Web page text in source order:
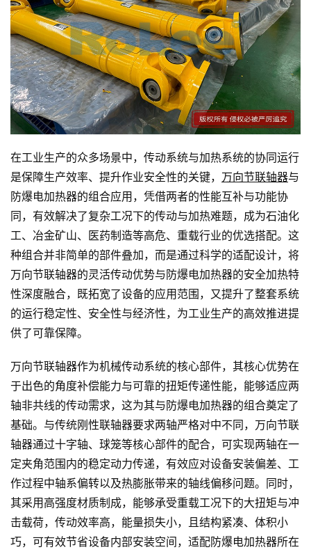
在工业生产的众多场景中，传动系统与加热系统的协同运行
是保障生产效率、提升作业安全性的关键，
万向节联轴器与
防爆电加热器的组合应用，凭借两者的性能互补与功能协
同，有效解决了复杂工况下的传动与加热难题，成为石油化
工、冶金矿山、医药制造等高危、重载行业的优选搭配。这
种组合并非简单的部件叠加，而是通过科学的适配设计，将
万向节联轴器的灵活传动优势与防爆电加热器的安全加热特
性深度融合，既拓宽了设备的应用范围，又提升了整套系统
的运行稳定性、安全性与经济性，为工业生产的高效推进提
供了可靠保障。
万向节联轴器作为机械传动系统的核心部件，其核心优势在
于出色的角度补偿能力与可靠的扭矩传递性能，能够适应两
轴非共线的传动需求，这为其与防爆电加热器的组合奠定了
基础。与传统刚性联轴器要求两轴严格对中不同，万向节联
轴器通过十字轴、球笼等核心部件的配合，可实现两轴在一
定夹角范围内的稳定动力传递，有效应对设备安装偏差、工
作过程中轴系偏转以及热膨胀带来的轴线偏移问题。同时，
其采用高强度材质制成，能够承受重载工况下的大扭矩与冲
击载荷，传动效率高，能量损失小，且结构紧凑、体积小
巧，可有效节省设备内部安装空间，适配防爆电加热器所在